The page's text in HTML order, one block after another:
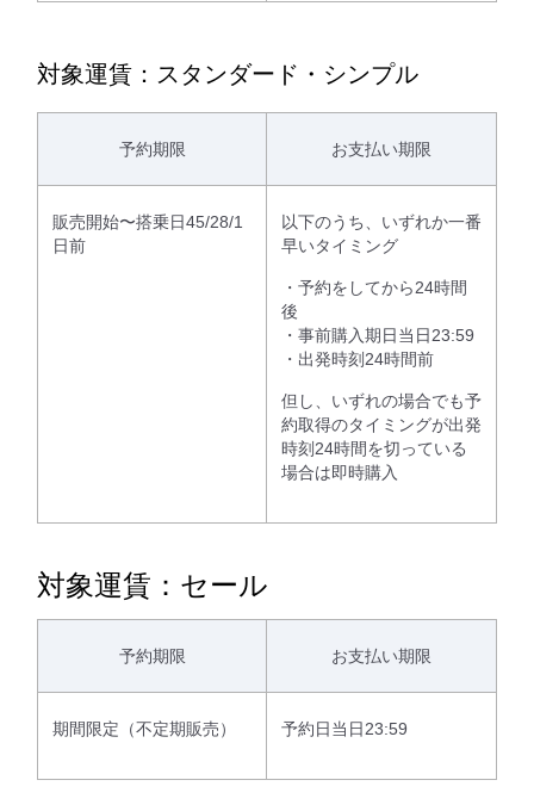
対象運賃：スタンダード・シンプル
予約期限 お支払い期限
販売開始〜搭乗日45/28/1
日前
以下のうち、いずれか一番
早いタイミング
・予約をしてから24時間
後
・事前購入期日当日23:59
・出発時刻24時間前
但し、いずれの場合でも予
約取得のタイミングが出発
時刻24時間を切っている
場合は即時購入
対象運賃：セール
予約期限 お支払い期限
期間限定（不定期販売） 予約日当日23:59